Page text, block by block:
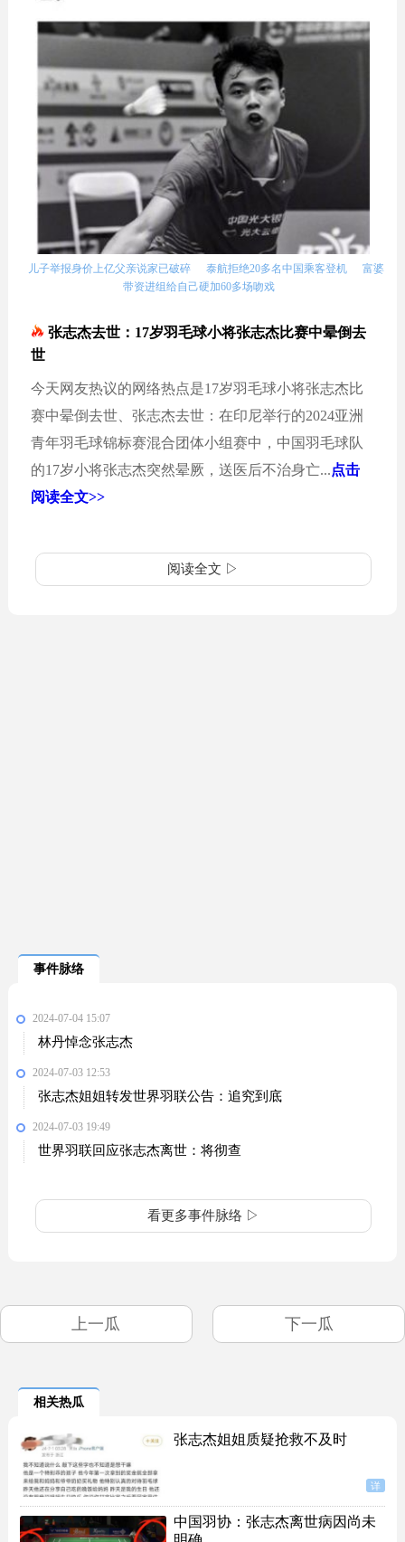
儿子举报身价上亿父亲说家已破碎 泰航拒绝20多名中国乘客登机
富婆
带资进组给自己硬加60多场吻戏
张志杰去世：17岁羽毛球小将张志杰比赛中晕倒去
世
今天网友热议的网络热点是17岁羽毛球小将张志杰比
赛中晕倒去世、张志杰去世：在印尼举行的2024亚洲
青年羽毛球锦标赛混合团体小组赛中，中国羽毛球队
的17岁小将张志杰突然晕厥，送医后不治身亡...点击
阅读全文>>
阅读全文 ▷
事件脉络
2024-07-04 15:07
林丹悼念张志杰
2024-07-03 12:53
张志杰姐姐转发世界羽联公告：追究到底
2024-07-03 19:49
世界羽联回应张志杰离世：将彻查
看更多事件脉络 ▷
上一瓜 下一瓜
相关热瓜
张志杰姐姐质疑抢救不及时
详
中国羽协：张志杰离世病因尚未